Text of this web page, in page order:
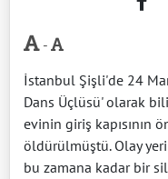
-
İstanbul Şişli'de 24
Dans Üçlüsü' olarak
evinin giriş kapısının
öldürülmüştü. Olay
bu zamana kadar bir